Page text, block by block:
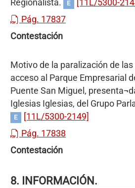
Regionalista.
E
[11L/5300-
Pág. 17837
Contestación
Motivo de la paralización de
acceso al Parque Empresarial
Puente San Miguel,
Iglesias Iglesias, del Grupo
E
[11L/5300-2149]
Pág. 17838
Contestación
8. INFORMACIÓN.